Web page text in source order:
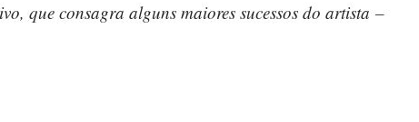
que consagra alguns maiores sucessos do artista –